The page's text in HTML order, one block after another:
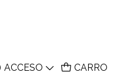
ACCESO CARRO